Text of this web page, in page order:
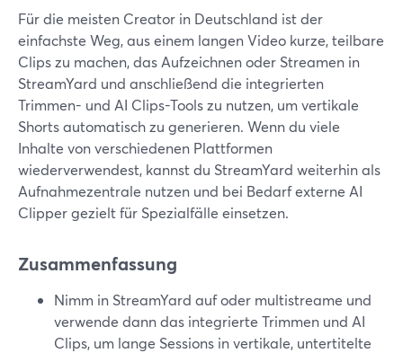
Für die meisten Creator in Deutschland ist der
einfachste Weg, aus einem langen Video kurze, teilbare
Clips zu machen, das Aufzeichnen oder Streamen in
StreamYard und anschließend die integrierten
Trimmen- und AI Clips-Tools zu nutzen, um vertikale
Shorts automatisch zu generieren. Wenn du viele
Inhalte von verschiedenen Plattformen
wiederverwendest, kannst du StreamYard weiterhin als
Aufnahmezentrale nutzen und bei Bedarf externe AI
Clipper gezielt für Spezialfälle einsetzen.
Zusammenfassung
Nimm in StreamYard auf oder multistreame und
verwende dann das integrierte Trimmen und AI
Clips, um lange Sessions in vertikale, untertitelte